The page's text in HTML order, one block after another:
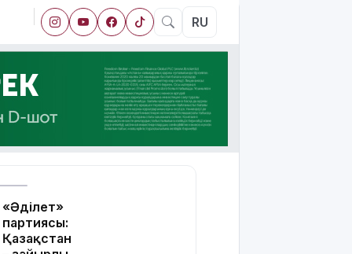
RU
«Әділет»
партиясы:
Қазақстан